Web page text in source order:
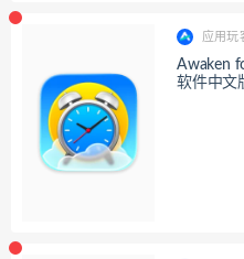
应用玩
Awaken
软件中文